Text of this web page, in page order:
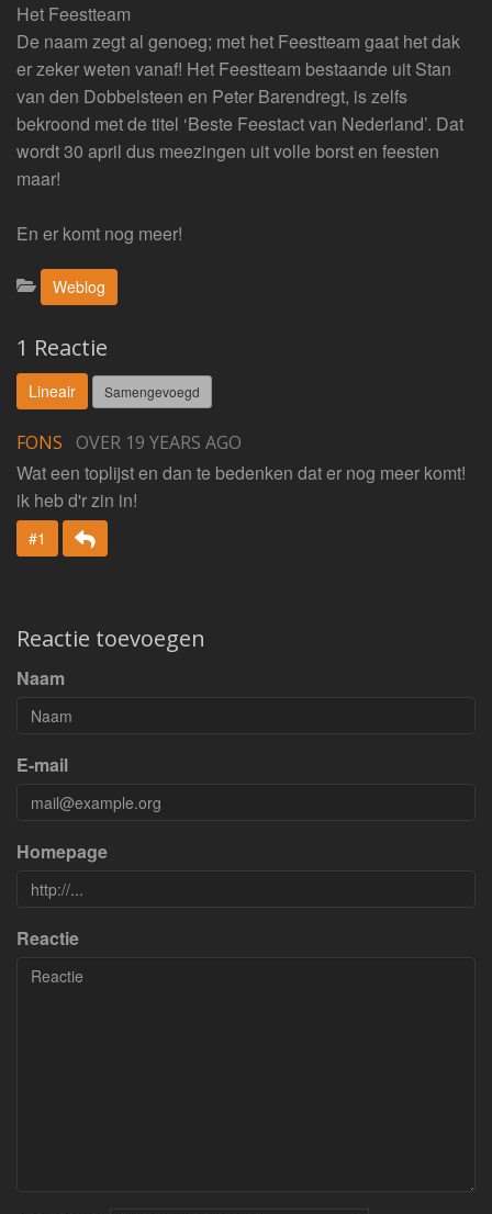
Het Feestteam
De naam zegt al genoeg; met het Feestteam gaat het dak
er zeker weten vanaf! Het Feestteam bestaande uit Stan
van den Dobbelsteen en Peter Barendregt, is zelfs
bekroond met de titel ‘Beste Feestact van Nederland’. Dat
wordt 30 april dus meezingen uit volle borst en feesten
maar!
En er komt nog meer!
Categorieën:
Weblog
1 Reactie
Lineair Samengevoegd
FONS OVER 19 YEARS AGO
Wat een toplijst en dan te bedenken dat er nog meer komt!
ik heb d'r zin in!
#1 Beantwoorden
Reactie toevoegen
Naam
E-mail
Homepage
Reactie